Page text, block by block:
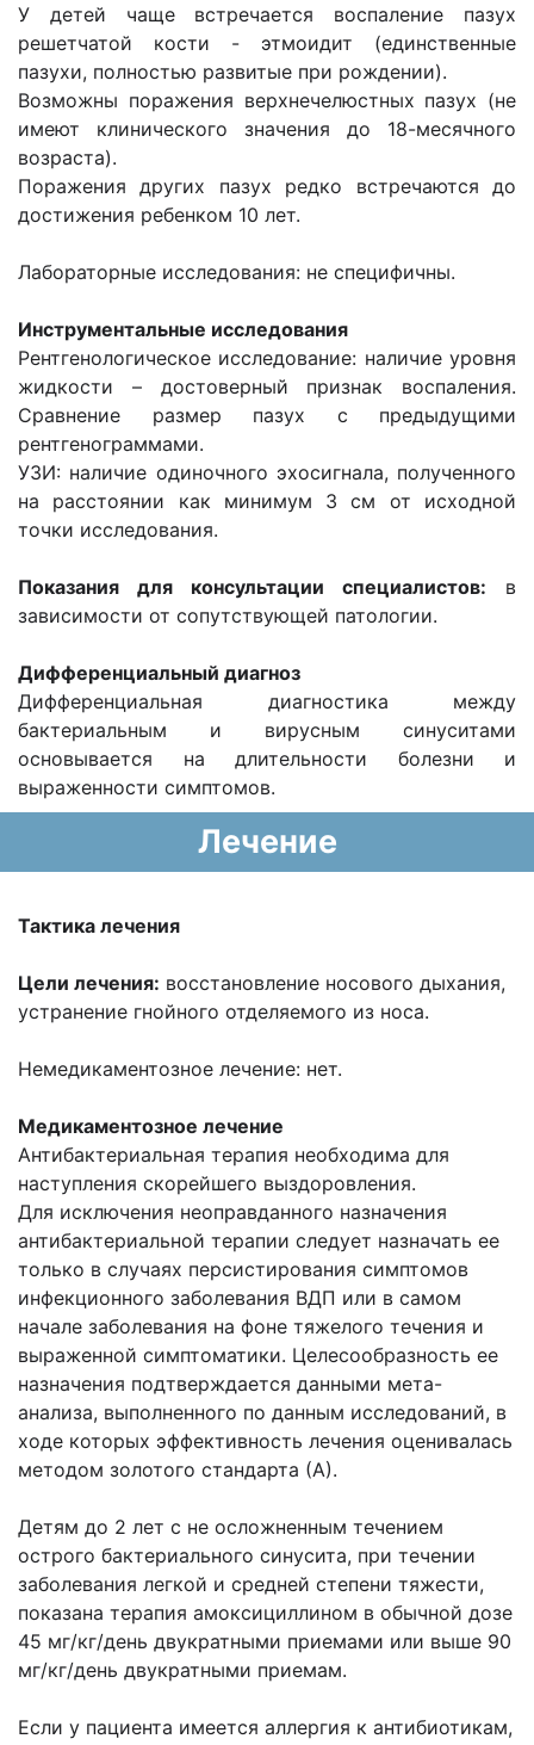
У детей чаще встречается воспаление пазух
решетчатой кости - этмоидит (единственные
пазухи, полностью развитые при рождении).
Возможны поражения верхнечелюстных пазух (не
имеют клинического значения до 18-месячного
возраста).
Поражения других пазух редко встречаются до
достижения ребенком 10 лет.
Лабораторные исследования: не специфичны.
Инструментальные исследования
Рентгенологическое исследование: наличие уровня
жидкости – достоверный признак воспаления.
Сравнение размер пазух с предыдущими
рентгенограммами.
УЗИ: наличие одиночного эхосигнала, полученного
на расстоянии как минимум 3 см от исходной
точки исследования.
Показания для консультации специалистов: в
зависимости от сопутствующей патологии.
Дифференциальный диагноз
Дифференциальная диагностика между
бактериальным и вирусным синуситами
основывается на длительности болезни и
выраженности симптомов.
Лечение
Тактика лечения
Цели лечения: восстановление носового дыхания,
устранение гнойного отделяемого из носа.
Немедикаментозное лечение: нет.
Медикаментозное лечение
Антибактериальная терапия необходима для
наступления скорейшего выздоровления.
Для исключения неоправданного назначения
антибактериальной терапии следует назначать ее
только в случаях персистирования симптомов
инфекционного заболевания ВДП или в самом
начале заболевания на фоне тяжелого течения и
выраженной симптоматики. Целесообразность ее
назначения подтверждается данными мета-
анализа, выполненного по данным исследований, в
ходе которых эффективность лечения оценивалась
методом золотого стандарта (А).
Детям до 2 лет с не осложненным течением
острого бактериального синусита, при течении
заболевания легкой и средней степени тяжести,
показана терапия амоксициллином в обычной дозе
45 мг/кг/день двукратными приемами или выше 90
мг/кг/день двукратными приемам.
Если у пациента имеется аллергия к антибиотикам,